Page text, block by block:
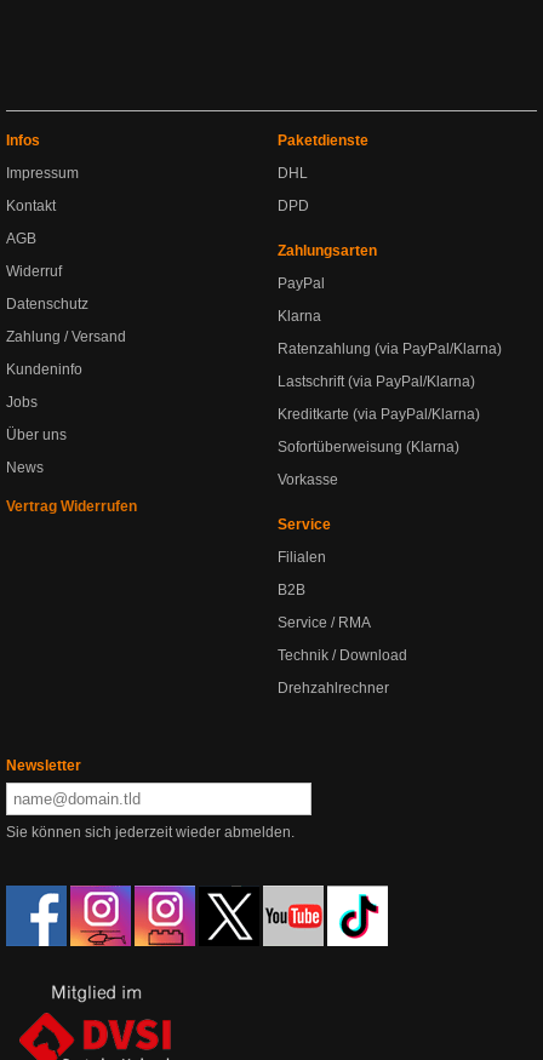
Infos
Impressum
Kontakt
AGB
Widerruf
Datenschutz
Zahlung / Versand
Kundeninfo
Jobs
Über uns
News
Vertrag Widerrufen
Paketdienste
DHL
DPD
Zahlungsarten
PayPal
Klarna
Ratenzahlung (via PayPal/Klarna)
Lastschrift (via PayPal/Klarna)
Kreditkarte (via PayPal/Klarna)
Sofortüberweisung (Klarna)
Vorkasse
Service
Filialen
B2B
Service / RMA
Technik / Download
Drehzahlrechner
Newsletter
Sie können sich jederzeit wieder abmelden.